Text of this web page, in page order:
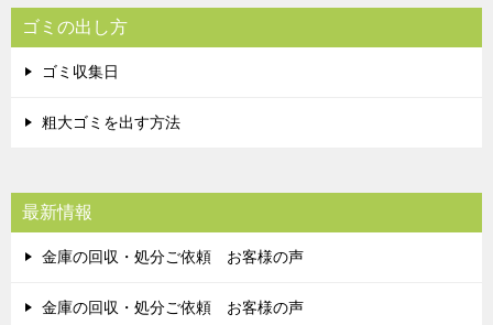
ゴミの出し方
ゴミ収集日
粗大ゴミを出す方法
最新情報
金庫の回収・処分ご依頼 お客様の声
金庫の回収・処分ご依頼 お客様の声